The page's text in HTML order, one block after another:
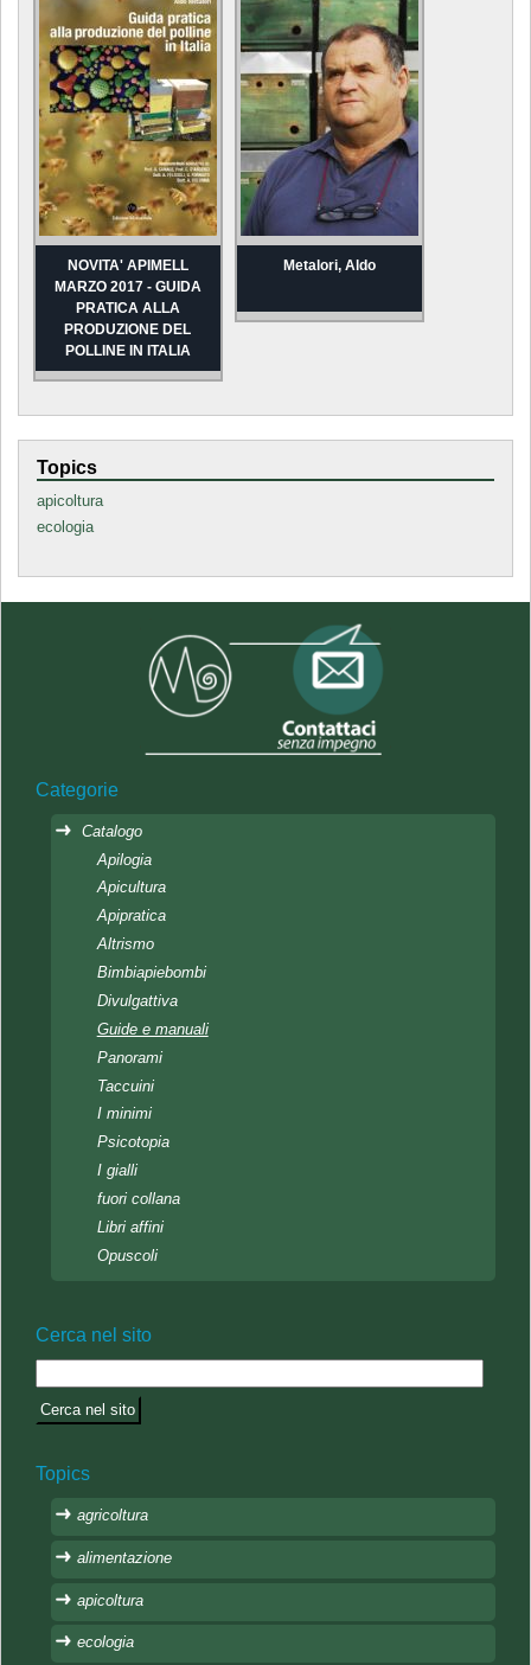
NOVITA' APIMELL
MARZO 2017 - GUIDA
PRATICA ALLA
PRODUZIONE DEL
POLLINE IN ITALIA
Metalori, Aldo
Topics
apicoltura
ecologia
Categorie
Catalogo
Apilogia
Apicultura
Apipratica
Altrismo
Bimbiapiebombi
Divulgattiva
Guide e manuali
Panorami
Taccuini
I minimi
Psicotopia
I gialli
fuori collana
Libri affini
Opuscoli
Cerca nel sito
Topics
agricoltura
alimentazione
apicoltura
ecologia